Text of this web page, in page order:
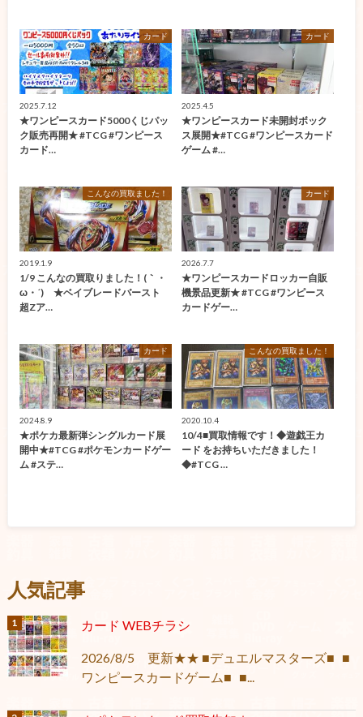
カード
2025.7.12
★ワンピースカード5000くじパッ
ク販売再開★ #TCG #ワンピース
カード…
カード
2025.4.5
★ワンピースカード未開封ボック
ス展開★#TCG #ワンピースカード
ゲーム #…
こんなの買取ました！
2019.1.9
1/9 こんなの買取りました！(｀・
ω・´)ゞ★ベイブレードバースト
超Zア…
カード
2026.7.7
★ワンピースカードロッカー自販
機景品更新★ #TCG #ワンピース
カードゲー…
カード
2024.8.9
★ポケカ最新弾シングルカード展
開中★#TCG #ポケモンカードゲー
ム #ステ…
こんなの買取ました！
2020.10.4
10/4■買取情報です！◆遊戯王カ
ード をお持ちいただきました！
◆#TCG …
人気記事
カード WEBチラシ
2026/8/5 更新★★ ■デュエルマスターズ■ ■
ワンピースカードゲーム■ ■...